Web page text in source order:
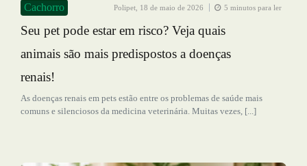
Cachorro Polipet, 18 de maio de 2026 5 minutos para ler
Seu pet pode estar em risco? Veja quais
animais são mais predispostos a doenças
renais!
As doenças renais em pets estão entre os problemas de saúde mais
comuns e silenciosos da medicina veterinária. Muitas vezes, [...]